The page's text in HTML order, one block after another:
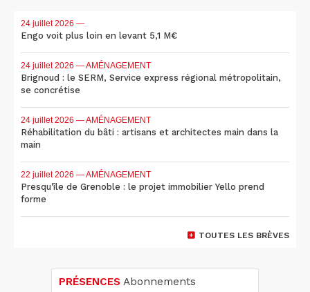
24 juillet 2026 —
Engo voit plus loin en levant 5,1 M€
24 juillet 2026 — AMÉNAGEMENT
Brignoud : le SERM, Service express régional métropolitain,
se concrétise
24 juillet 2026 — AMÉNAGEMENT
Réhabilitation du bâti : artisans et architectes main dans la
main
22 juillet 2026 — AMÉNAGEMENT
Presqu'île de Grenoble : le projet immobilier Yello prend
forme
TOUTES LES BRÈVES
PRÉSENCES Abonnements